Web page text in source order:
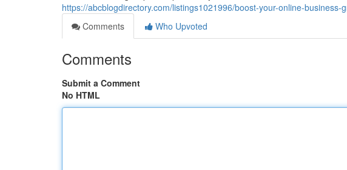
https://abcblogdirectory.com/listings1021996/boost-your-online-business-
Comments
Who Upvoted
Comments
Submit a Comment
No HTML